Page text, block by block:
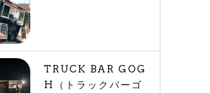
TRUCK BAR GOG
H（トラックバーゴ